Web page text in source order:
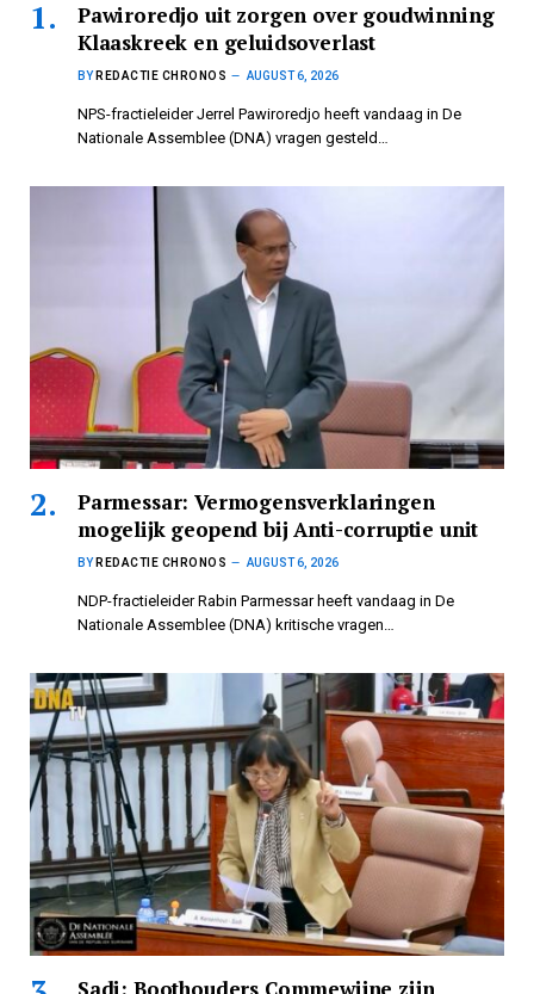
Pawiroredjo uit zorgen over goudwinning
Klaaskreek en geluidsoverlast
BY REDACTIE CHRONOS AUGUST 6, 2026
NPS-fractieleider Jerrel Pawiroredjo heeft vandaag in De
Nationale Assemblee (DNA) vragen gesteld…
Parmessar: Vermogensverklaringen
mogelijk geopend bij Anti-corruptie unit
BY REDACTIE CHRONOS AUGUST 6, 2026
NDP-fractieleider Rabin Parmessar heeft vandaag in De
Nationale Assemblee (DNA) kritische vragen…